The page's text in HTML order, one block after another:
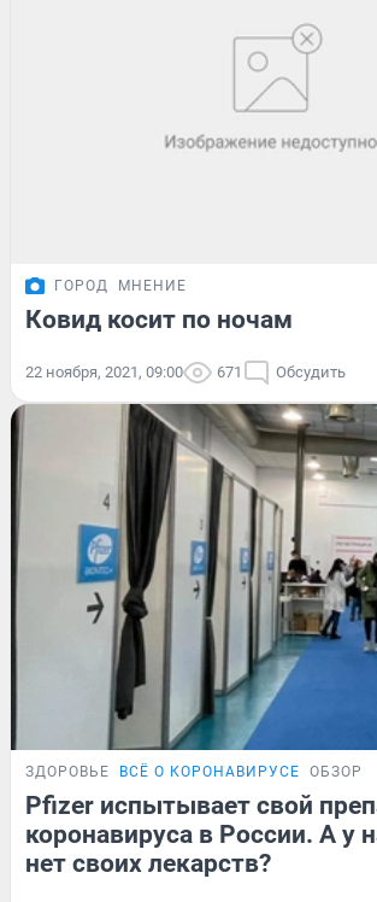
ГОРОД МНЕНИЕ
Ковид косит по ночам
22 ноября, 2021, 09:00 671 Обсудить
ЗДОРОВЬЕ ВСЁ О КОРОНАВИРУСЕ ОБЗОР
Pfizer испытывает свой
коронавируса в России. А у
нет своих лекарств?